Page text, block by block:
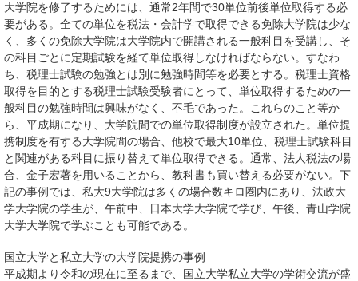
大学院を修了するためには、通常2年間で30単位前後単位取得する必
要がある。全ての単位を税法・会計学で取得できる免除大学院は少な
く、多くの免除大学院は大学院内で開講される一般科目を受講し、そ
の科目ごとに定期試験を経て単位取得しなければならない。すなわ
ち、税理士試験の勉強とは別に勉強時間等を必要とする。税理士資格
取得を目的とする税理士試験受験者にとって、単位取得するための一
般科目の勉強時間は興味がなく、不毛であった。これらのこと等か
ら、平成期になり、大学院間での単位取得制度が設立された。単位提
携制度を有する大学院間の場合、他校で最大10単位、税理士試験科目
と関連がある科目に振り替えて単位取得できる。通常、法人税法の場
合、金子宏著を用いることから、教科書も買い替える必要がない。下
記の事例では、私大9大学院は多くの場合数キロ圏内にあり、法政大
学大学院の学生が、午前中、日本大学大学院で学び、午後、青山学院
大学大学院で学ぶことも可能である。
国立大学と私立大学の大学院提携の事例
平成期より令和の現在に至るまで、国立大学私立大学の学術交流が盛